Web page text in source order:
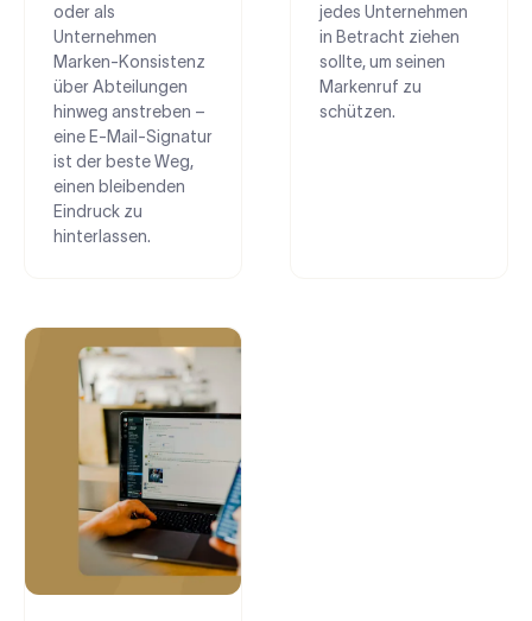
oder als
Unternehmen
Marken-Konsistenz
über Abteilungen
hinweg anstreben –
eine E-Mail-Signatur
ist der beste Weg,
einen bleibenden
Eindruck zu
hinterlassen.
jedes Unternehmen
in Betracht ziehen
sollte, um seinen
Markenruf zu
schützen.